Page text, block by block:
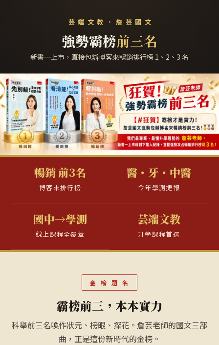
芸端文教．詹芸國文
強勢霸榜前三名
新書一上市，直接包辦博客來暢銷排行榜 1、2、3 名
暢銷 前3名
博客來排行榜
醫・牙・中醫
今年學測捷報
國中→學測
線上課程全覆蓋
芸端文教
升學課程首選
金 榜 題 名
霸榜前三，本本實力
科舉前三名喚作狀元、榜眼、探花。詹芸老師的國文三部
曲，正是這份新時代的金榜。